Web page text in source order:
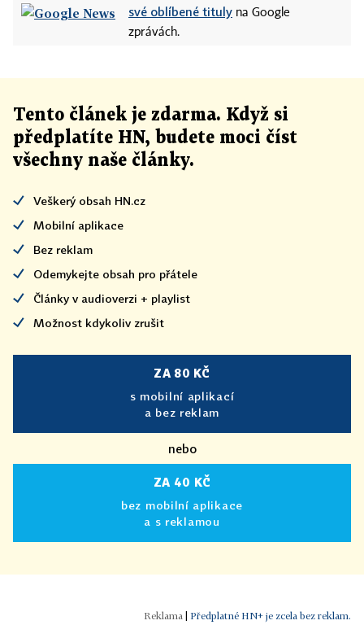
své oblíbené tituly na Google
zprávách.
Tento článek je zdarma. Když si
předplatíte HN, budete moci číst
všechny naše články.
Veškerý obsah HN.cz
Mobilní aplikace
Bez reklam
Odemykejte obsah pro přátele
Články v audioverzi + playlist
Možnost kdykoliv zrušit
ZA 80 KČ
s mobilní aplikací
a bez reklam
nebo
ZA 40 KČ
bez mobilní aplikace
a s reklamou
Předplatné HN+ je zcela bez reklam.